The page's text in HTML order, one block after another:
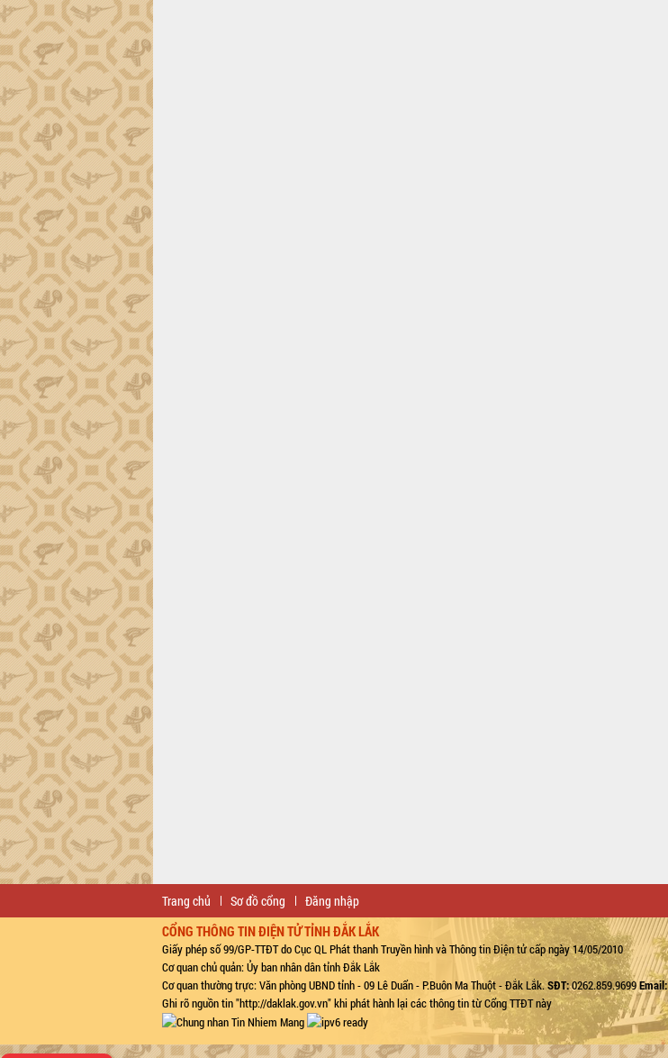
Trang chủ Sơ đồ cổng Đăng nhập
CỔNG THÔNG TIN ĐIỆN TỬ TỈNH ĐẮK LẮK
Giấy phép số 99/GP-TTĐT do Cục QL Phát thanh Truyền hình và Thông tin Điện tử cấp ngày 14/05/2010
Cơ quan chủ quản: Ủy ban nhân dân tỉnh Đắk Lắk
Cơ quan thường trực: Văn phòng UBND tỉnh - 09 Lê Duẩn - P.Buôn Ma Thuột - Đắk Lắk.SĐT:0262.859.9699Email:
Ghi rõ nguồn tin "http://daklak.gov.vn" khi phát hành lại các thông tin từ Cổng TTĐT này